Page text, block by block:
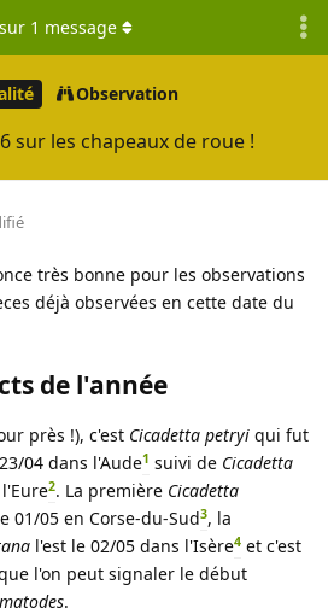
Observation
sur les chapeaux de roue !
sur 1 message
très bonne pour les observations
déjà observées en cette date du
de l'année
près !), c'est Cicadetta petryi qui fut
04 dans l'Aude1 suivi de Cicadetta
2. La première Cicadetta
01/05 en Corse-du-Sud3, la
l'est le 02/05 dans l'Isère4 et c'est
l'on peut signaler le début
.